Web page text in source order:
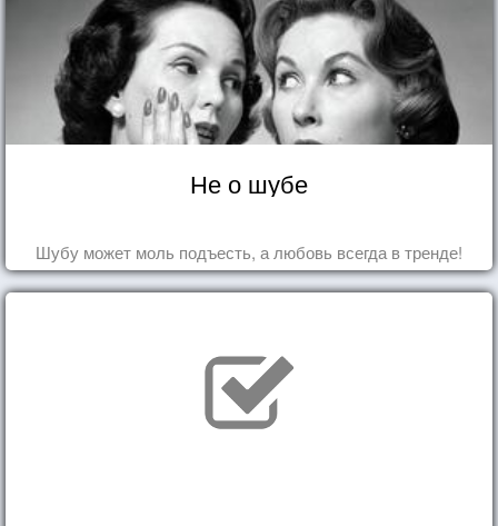
Не о шубе
Шубу может моль подъесть, а любовь всегда в тренде!